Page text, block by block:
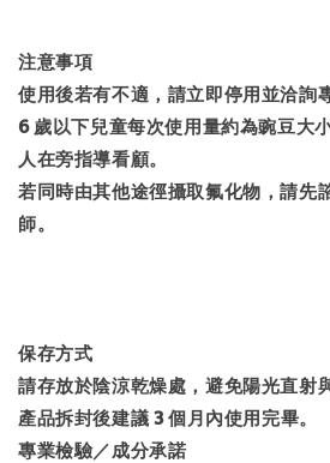
注意事項
使用後若有不適，請立即停用並洽詢
6 歲以下兒童每次使用量約為豌豆大
人在旁指導看顧。
若同時由其他途徑攝取氟化物，請先
師。
保存方式
請存放於陰涼乾燥處，避免陽光直射
產品拆封後建議 3 個月內使用完畢。
專業檢驗／成分承諾